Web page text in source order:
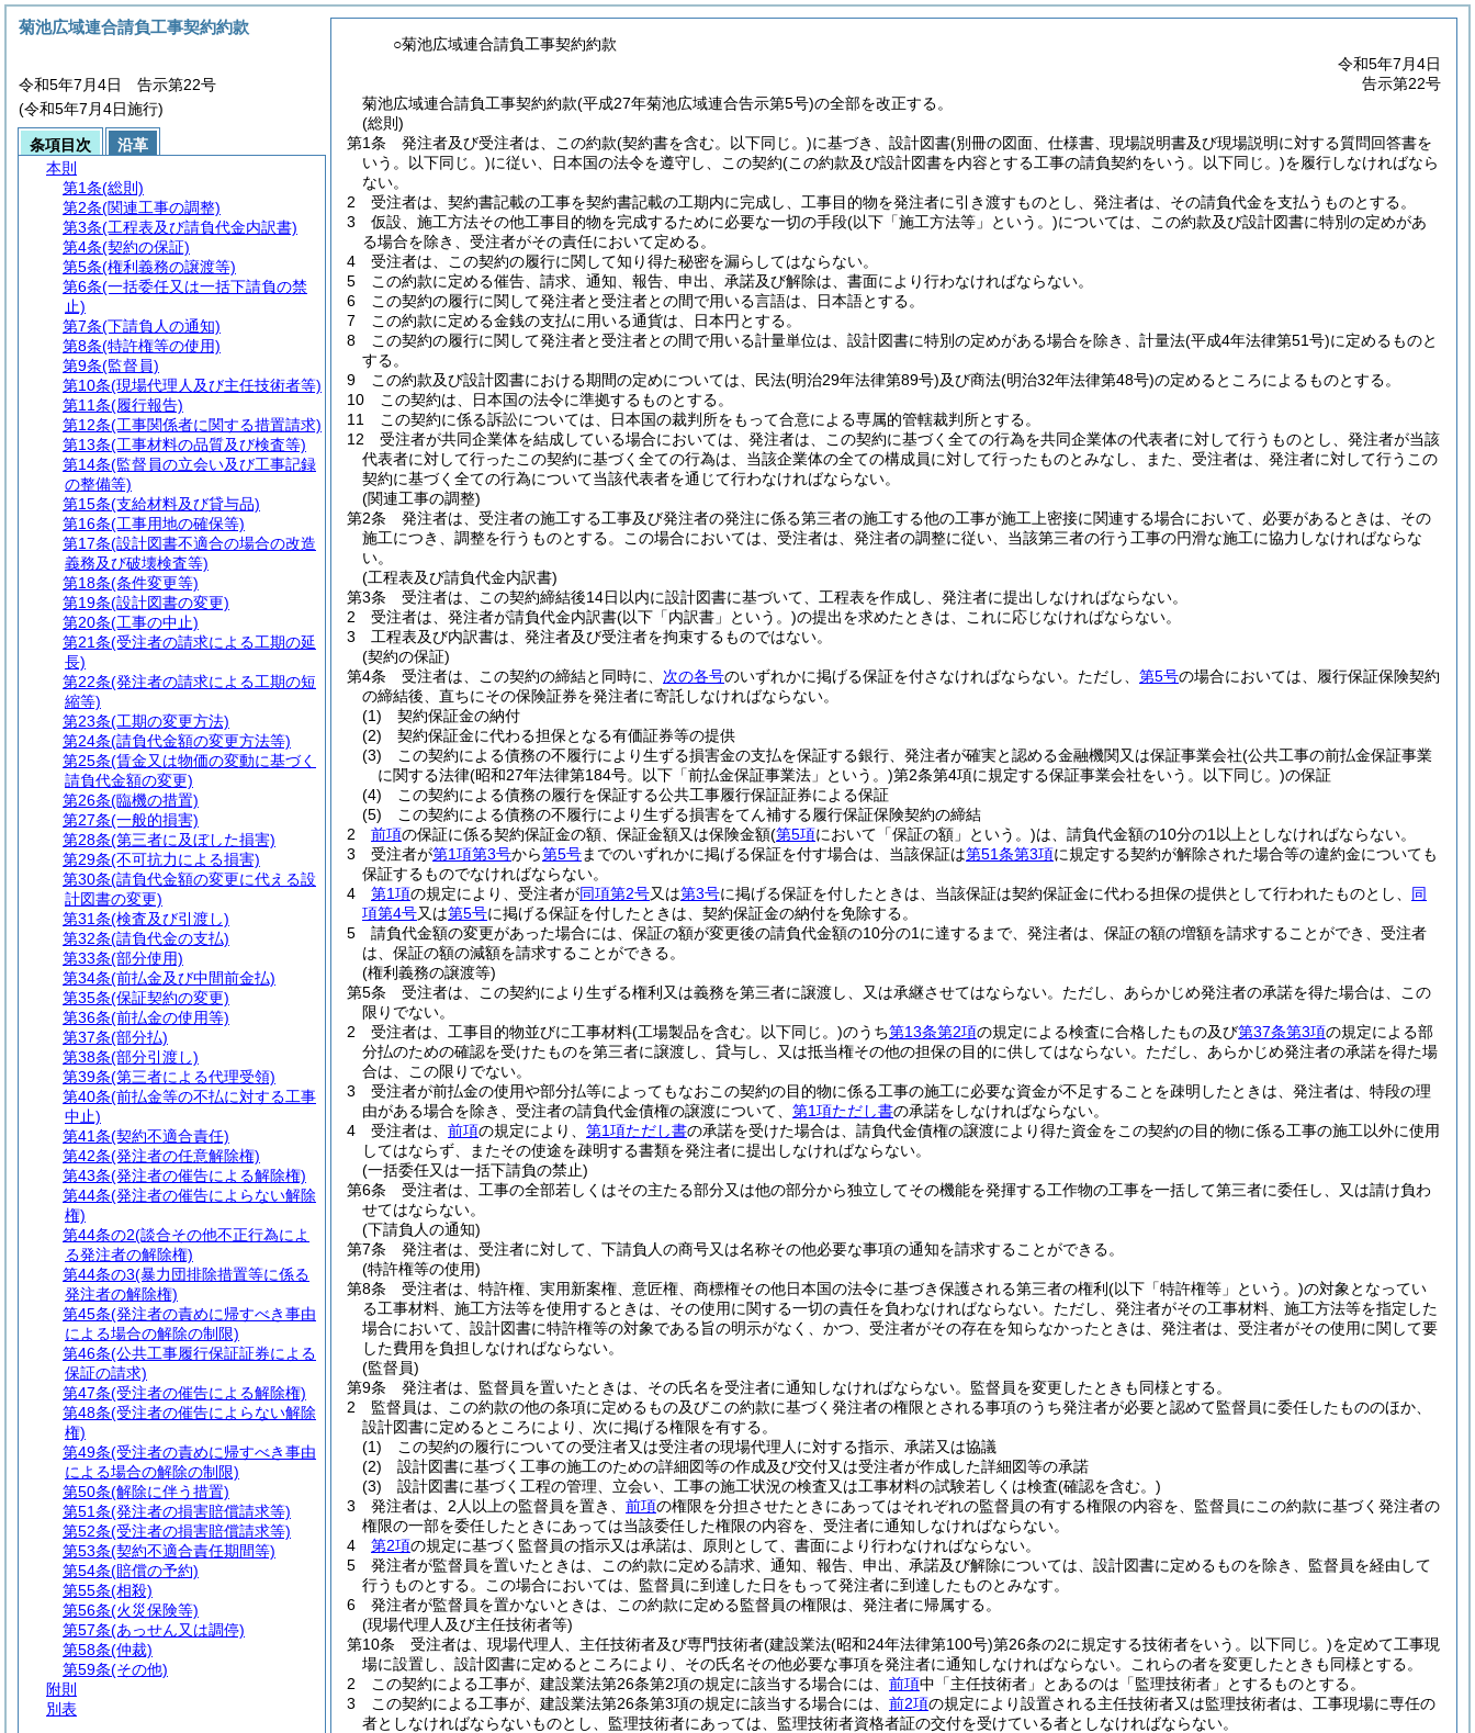
○菊池広域連合請負工事契約約款
令和5年7月4日
告示第22号
菊池広域連合請負工事契約約款(平成27年菊池広域連合告示第5号)の全部を改正する。
(総則)
第1条
発注者及び受注者は、この約款(契約書を含む。以下同じ。)に基づき、設計図書(別冊の図面、仕様書、現場説明書及び現場説明に対する質問回答書を
いう。以下同じ。)に従い、日本国の法令を遵守し、この契約(この約款及び設計図書を内容とする工事の請負契約をいう。以下同じ。)を履行しなければなら
ない。
2
受注者は、契約書記載の工事を契約書記載の工期内に完成し、工事目的物を発注者に引き渡すものとし、発注者は、その請負代金を支払うものとする。
3
仮設、施工方法その他工事目的物を完成するために必要な一切の手段(以下「施工方法等」という。)については、この約款及び設計図書に特別の定めがあ
る場合を除き、受注者がその責任において定める。
4
受注者は、この契約の履行に関して知り得た秘密を漏らしてはならない。
5
この約款に定める催告、請求、通知、報告、申出、承諾及び解除は、書面により行わなければならない。
6
この契約の履行に関して発注者と受注者との間で用いる言語は、日本語とする。
7
この約款に定める金銭の支払に用いる通貨は、日本円とする。
8
この契約の履行に関して発注者と受注者との間で用いる計量単位は、設計図書に特別の定めがある場合を除き、計量法(平成4年法律第51号)に定めるものと
する。
9
この約款及び設計図書における期間の定めについては、民法(明治29年法律第89号)及び商法(明治32年法律第48号)の定めるところによるものとする。
10
この契約は、日本国の法令に準拠するものとする。
11
この契約に係る訴訟については、日本国の裁判所をもって合意による専属的管轄裁判所とする。
12
受注者が共同企業体を結成している場合においては、発注者は、この契約に基づく全ての行為を共同企業体の代表者に対して行うものとし、発注者が当該
代表者に対して行ったこの契約に基づく全ての行為は、当該企業体の全ての構成員に対して行ったものとみなし、また、受注者は、発注者に対して行うこの
契約に基づく全ての行為について当該代表者を通じて行わなければならない。
(関連工事の調整)
第2条
発注者は、受注者の施工する工事及び発注者の発注に係る第三者の施工する他の工事が施工上密接に関連する場合において、必要があるときは、その
施工につき、調整を行うものとする。
この場合においては、受注者は、発注者の調整に従い、当該第三者の行う工事の円滑な施工に協力しなければならな
い。
(工程表及び請負代金内訳書)
第3条
受注者は、この契約締結後14日以内に設計図書に基づいて、工程表を作成し、発注者に提出しなければならない。
2
受注者は、発注者が請負代金内訳書(以下「内訳書」という。)の提出を求めたときは、これに応じなければならない。
3
工程表及び内訳書は、発注者及び受注者を拘束するものではない。
(契約の保証)
第4条
受注者は、この契約の締結と同時に、 次の各号のいずれかに掲げる保証を付さなければならない。 ただし、 第5号の場合においては、履行保証保険契約
の締結後、直ちにその保険証券を発注者に寄託しなければならない。
(1)
契約保証金の納付
(2)
契約保証金に代わる担保となる有価証券等の提供
(3)
この契約による債務の不履行により生ずる損害金の支払を保証する銀行、発注者が確実と認める金融機関又は保証事業会社(公共工事の前払金保証事業
に関する法律(昭和27年法律第184号。以下「前払金保証事業法」という。)第2条第4項に規定する保証事業会社をいう。以下同じ。)の保証
(4)
この契約による債務の履行を保証する公共工事履行保証証券による保証
(5)
この契約による債務の不履行により生ずる損害をてん補する履行保証保険契約の締結
2
前項の保証に係る契約保証金の額、保証金額又は保険金額(第5項において「保証の額」という。)は、請負代金額の10分の1以上としなければならない。
3
受注者が第1項第3号から第5号までのいずれかに掲げる保証を付す場合は、当該保証は第51条第3項に規定する契約が解除された場合等の違約金についても
保証するものでなければならない。
4
第1項の規定により、受注者が同項第2号又は第3号に掲げる保証を付したときは、当該保証は契約保証金に代わる担保の提供として行われたものとし、 同
項第4号又は第5号に掲げる保証を付したときは、契約保証金の納付を免除する。
5
請負代金額の変更があった場合には、保証の額が変更後の請負代金額の10分の1に達するまで、発注者は、保証の額の増額を請求することができ、受注者
は、保証の額の減額を請求することができる。
(権利義務の譲渡等)
第5条
受注者は、この契約により生ずる権利又は義務を第三者に譲渡し、又は承継させてはならない。 ただし、あらかじめ発注者の承諾を得た場合は、この
限りでない。
2
受注者は、工事目的物並びに工事材料(工場製品を含む。以下同じ。)のうち第13条第2項の規定による検査に合格したもの及び第37条第3項の規定による部
分払のための確認を受けたものを第三者に譲渡し、貸与し、又は抵当権その他の担保の目的に供してはならない。 ただし、あらかじめ発注者の承諾を得た場
合は、この限りでない。
3
受注者が前払金の使用や部分払等によってもなおこの契約の目的物に係る工事の施工に必要な資金が不足することを疎明したときは、発注者は、特段の理
由がある場合を除き、受注者の請負代金債権の譲渡について、 第1項ただし書の承諾をしなければならない。
4
受注者は、 前項の規定により、 第1項ただし書の承諾を受けた場合は、請負代金債権の譲渡により得た資金をこの契約の目的物に係る工事の施工以外に使用
してはならず、またその使途を疎明する書類を発注者に提出しなければならない。
(一括委任又は一括下請負の禁止)
第6条
受注者は、工事の全部若しくはその主たる部分又は他の部分から独立してその機能を発揮する工作物の工事を一括して第三者に委任し、又は請け負わ
せてはならない。
(下請負人の通知)
第7条
発注者は、受注者に対して、下請負人の商号又は名称その他必要な事項の通知を請求することができる。
(特許権等の使用)
第8条
受注者は、特許権、実用新案権、意匠権、商標権その他日本国の法令に基づき保護される第三者の権利 (以下「特許権等」という。)の対象となってい
る工事材料、施工方法等を使用するときは、その使用に関する一切の責任を負わなければならない。 ただし、発注者がその工事材料、施工方法等を指定した
場合において、設計図書に特許権等の対象である旨の明示がなく、かつ、受注者がその存在を知らなかったときは、発注者は、受注者がその使用に関して要
した費用を負担しなければならない。
(監督員)
第9条
発注者は、監督員を置いたときは、その氏名を受注者に通知しなければならない。 監督員を変更したときも同様とする。
2
監督員は、この約款の他の条項に定めるもの及びこの約款に基づく発注者の権限とされる事項のうち発注者が必要と認めて監督員に委任したもののほか、
設計図書に定めるところにより、次に掲げる権限を有する。
(1)
この契約の履行についての受注者又は受注者の現場代理人に対する指示、承諾又は協議
(2)
設計図書に基づく工事の施工のための詳細図等の作成及び交付又は受注者が作成した詳細図等の承諾
(3)
設計図書に基づく工程の管理、立会い、工事の施工状況の検査又は工事材料の試験若しくは検査(確認を含む。)
3
発注者は、2人以上の監督員を置き、 前項の権限を分担させたときにあってはそれぞれの監督員の有する権限の内容を、監督員にこの約款に基づく発注者の
権限の一部を委任したときにあっては当該委任した権限の内容を、受注者に通知しなければならない。
4
第2項の規定に基づく監督員の指示又は承諾は、原則として、書面により行わなければならない。
5
発注者が監督員を置いたときは、この約款に定める請求、通知、報告、申出、承諾及び解除については、設計図書に定めるものを除き、監督員を経由して
行うものとする。
この場合においては、監督員に到達した日をもって発注者に到達したものとみなす。
6
発注者が監督員を置かないときは、この約款に定める監督員の権限は、発注者に帰属する。
(現場代理人及び主任技術者等)
第10条
受注者は、現場代理人、主任技術者及び専門技術者(建設業法(昭和24年法律第100号)第26条の2に規定する技術者をいう。以下同じ。)を定めて工事現
場に設置し、設計図書に定めるところにより、その氏名その他必要な事項を発注者に通知しなければならない。
これらの者を変更したときも同様とする。
2
この契約による工事が、建設業法第26条第2項の規定に該当する場合には、 前項中「主任技術者」とあるのは「監理技術者」とするものとする。
3
この契約による工事が、建設業法第26条第3項の規定に該当する場合には、 前2項の規定により設置される主任技術者又は監理技術者は、工事現場に専任の
者としなければならないものとし、監理技術者にあっては、監理技術者資格者証の交付を受けている者としなければならない。
菊池広域連合請負工事契約約款
令和5年7月4日 告示第22号
(令和5年7月4日施行)
条項目次
沿革
本則
第1条(総則)
第2条(関連工事の調整)
第3条(工程表及び請負代金内訳書)
第4条(契約の保証)
第5条(権利義務の譲渡等)
第6条(一括委任又は一括下請負の禁
止)
第7条(下請負人の通知)
第8条(特許権等の使用)
第9条(監督員)
第10条(現場代理人及び主任技術者等)
第11条(履行報告)
第12条(工事関係者に関する措置請求)
第13条(工事材料の品質及び検査等)
第14条(監督員の立会い及び工事記録
の整備等)
第15条(支給材料及び貸与品)
第16条(工事用地の確保等)
第17条(設計図書不適合の場合の改造
義務及び破壊検査等)
第18条(条件変更等)
第19条(設計図書の変更)
第20条(工事の中止)
第21条(受注者の請求による工期の延
長)
第22条(発注者の請求による工期の短
縮等)
第23条(工期の変更方法)
第24条(請負代金額の変更方法等)
第25条(賃金又は物価の変動に基づく
請負代金額の変更)
第26条(臨機の措置)
第27条(一般的損害)
第28条(第三者に及ぼした損害)
第29条(不可抗力による損害)
第30条(請負代金額の変更に代える設
計図書の変更)
第31条(検査及び引渡し)
第32条(請負代金の支払)
第33条(部分使用)
第34条(前払金及び中間前金払)
第35条(保証契約の変更)
第36条(前払金の使用等)
第37条(部分払)
第38条(部分引渡し)
第39条(第三者による代理受領)
第40条(前払金等の不払に対する工事
中止)
第41条(契約不適合責任)
第42条(発注者の任意解除権)
第43条(発注者の催告による解除権)
第44条(発注者の催告によらない解除
権)
第44条の2(談合その他不正行為によ
る発注者の解除権)
第44条の3(暴力団排除措置等に係る
発注者の解除権)
第45条(発注者の責めに帰すべき事由
による場合の解除の制限)
第46条(公共工事履行保証証券による
保証の請求)
第47条(受注者の催告による解除権)
第48条(受注者の催告によらない解除
権)
第49条(受注者の責めに帰すべき事由
による場合の解除の制限)
第50条(解除に伴う措置)
第51条(発注者の損害賠償請求等)
第52条(受注者の損害賠償請求等)
第53条(契約不適合責任期間等)
第54条(賠償の予約)
第55条(相殺)
第56条(火災保険等)
第57条(あっせん又は調停)
第58条(仲裁)
第59条(その他)
附則
別表